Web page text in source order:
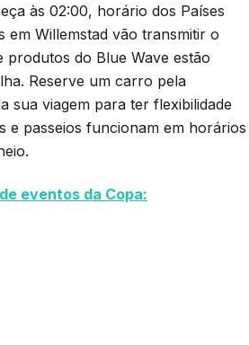
às 02:00, horário dos Países
em Willemstad vão transmitir o
produtos do Blue Wave estão
Reserve um carro pela
sua viagem para ter flexibilidade
e passeios funcionam em horários
eventos da Copa: